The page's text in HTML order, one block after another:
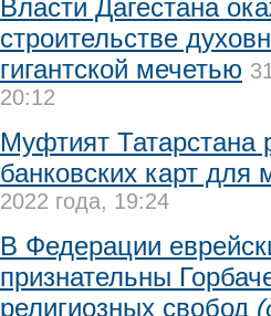
Власти Дагестана
строительстве
гигантской мечетью
20:12
Муфтият Татарстана
банковских карт для
2022 года, 19:24
В Федерации
признательны
религиозных свобод